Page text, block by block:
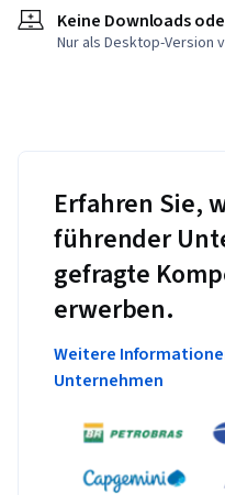
Keine Downloads
Nur als Desktop-Version
Erfahren Sie,
führender
gefragte
erwerben.
Weitere
Unternehmen